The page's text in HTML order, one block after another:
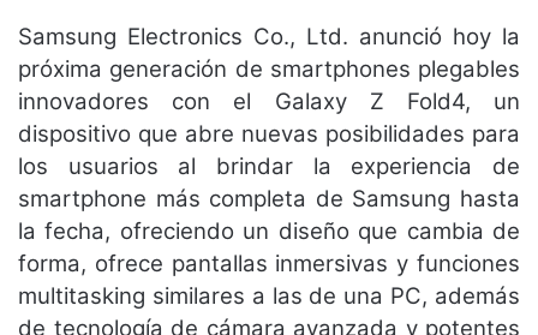
Samsung Electronics Co., Ltd. anunció hoy la
próxima generación de smartphones plegables
innovadores con el Galaxy Z Fold4, un
dispositivo que abre nuevas posibilidades para
los usuarios al brindar la experiencia de
smartphone más completa de Samsung hasta
la fecha, ofreciendo un diseño que cambia de
forma, ofrece pantallas inmersivas y funciones
multitasking similares a las de una PC, además
de tecnología de cámara avanzada y potentes